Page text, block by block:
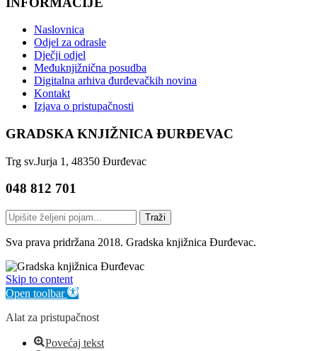
Naslovnica
Odjel za odrasle
Dječji odjel
Međuknjižnična posudba
Digitalna arhiva đurđevačkih novina
Kontakt
Izjava o pristupačnosti
GRADSKA KNJIŽNICA ĐURĐEVAC
Trg sv.Jurja 1, 48350 Đurđevac
048 812 701
Traži
Sva prava pridržana 2018. Gradska knjižnica Đurđevac.
Skip to content
Open toolbar
Alat za pristupačnost
Povećaj tekst